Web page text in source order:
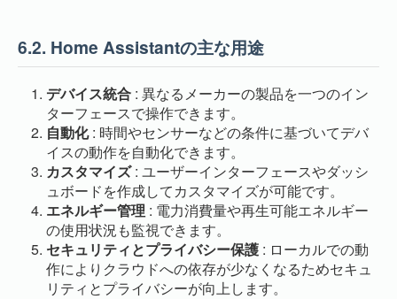
6.2. Home Assistantの主な用途
デバイス統合 : 異なるメーカーの製品を一つのイン
ターフェースで操作できます。
自動化: 時間やセンサーなどの条件に基づいてデバ
イスの動作を自動化できます。
カスタマイズ: ユーザーインターフェースやダッシ
ュボードを作成してカスタマイズが可能です。
エネルギー管理 : 電力消費量や再生可能エネルギー
の使用状況も監視できます。
セキュリティとプライバシー保護 : ローカルでの動
作によりクラウドへの依存が少なくなるためセキュ
リティとプライバシーが向上します。